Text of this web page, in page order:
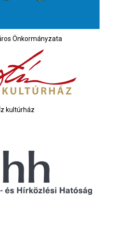
Önkormányzata
kultúrház